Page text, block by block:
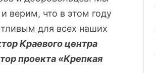
верим, что в этом году
для всех наших
Краевого центра
проекта «Крепкая